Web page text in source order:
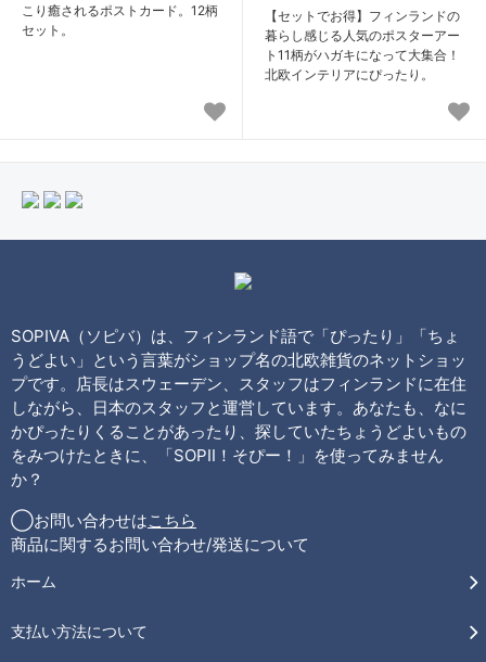
こり癒されるポストカード。12柄
セット。
【セットでお得】フィンランドの
暮らし感じる人気のポスターアー
ト11柄がハガキになって大集合！
北欧インテリアにぴったり。
SOPIVA（ソピバ）は、フィンランド語で「ぴったり」「ちょ
うどよい」という言葉がショップ名の北欧雑貨のネットショッ
プです。店長はスウェーデン、スタッフはフィンランドに在住
しながら、日本のスタッフと運営しています。あなたも、なに
かぴったりくることがあったり、探していたちょうどよいもの
をみつけたときに、「SOPII！そぴー！」を使ってみません
か？
◯お問い合わせはこちら
商品に関するお問い合わせ/発送について
ホーム
支払い方法について